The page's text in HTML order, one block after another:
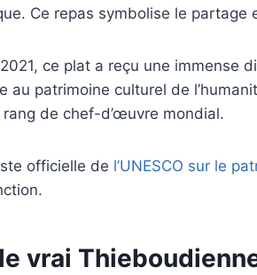
Ce repas symbolise le partage
ce plat a reçu une immense
au patrimoine culturel de
rang de chef-d’œuvre mondial.
officielle de l’UNESCO sur le
vrai